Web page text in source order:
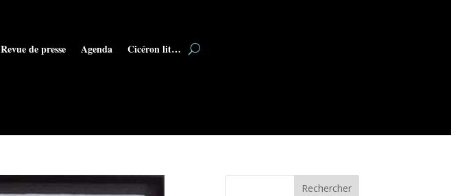
Revue de presse Agenda Cicéron lit…
Rechercher